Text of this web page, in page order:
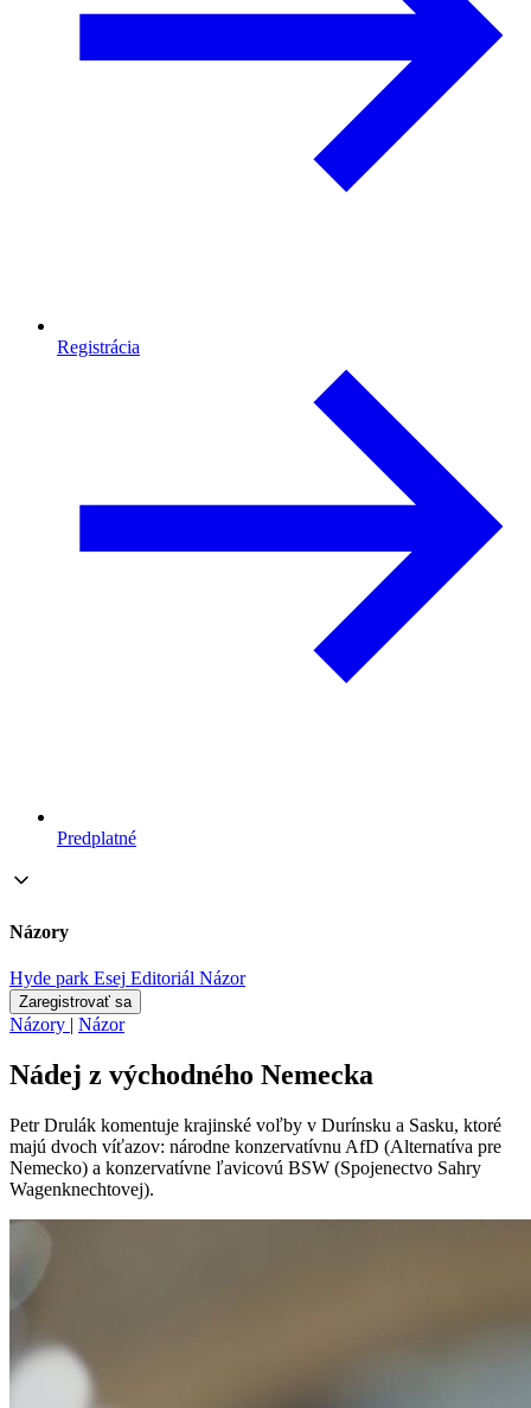
Registrácia
Predplatné
Názory
Hyde park Esej Editoriál Názor
Zaregistrovať sa
Názory | Názor
Nádej z východného Nemecka
Petr Drulák komentuje krajinské voľby v Durínsku a Sasku, ktoré
majú dvoch víťazov: národne konzervatívnu AfD (Alternatíva pre
Nemecko) a konzervatívne ľavicovú BSW (Spojenectvo Sahry
Wagenknechtovej).